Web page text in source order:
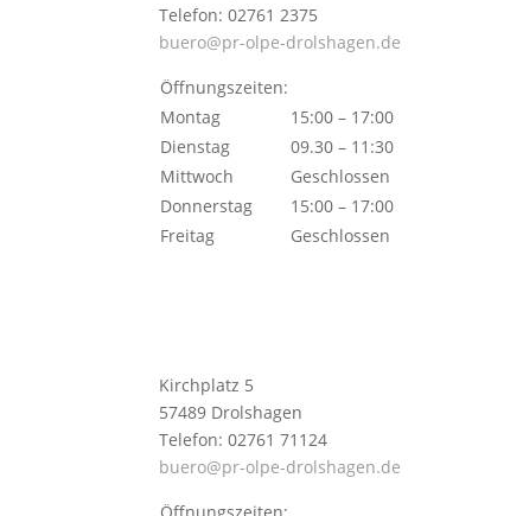
Telefon: 02761 2375
buero@pr-olpe-drolshagen.de
Öffnungszeiten:
Montag
15:00 – 17:00
Dienstag
09.30 – 11:30
Mittwoch
Geschlossen
Donnerstag
15:00 – 17:00
Freitag
Geschlossen
Kirchplatz 5
57489 Drolshagen
Telefon: 02761 71124
buero@pr-olpe-drolshagen.de